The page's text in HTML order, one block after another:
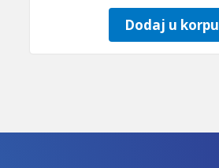
Dodaj u korpu